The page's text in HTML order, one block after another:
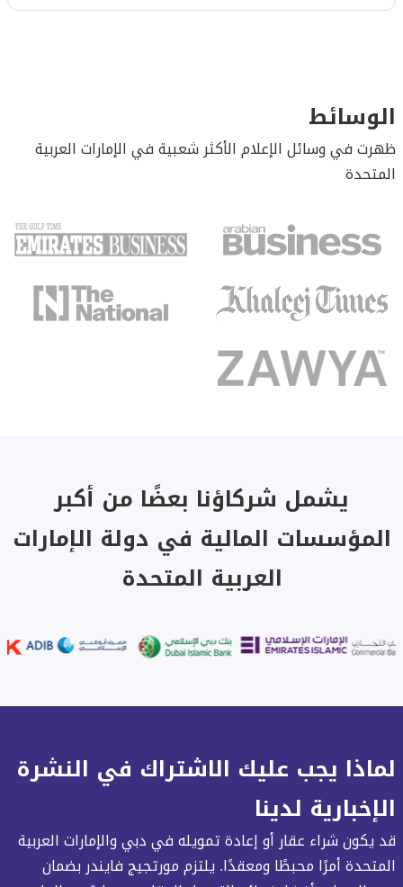
الوسائط
ظهرت في وسائل الإعلام الأكثر شعبية في الإمارات العربية
المتحدة
يشمل شركاؤنا بعضًا من أكبر
المؤسسات المالية في دولة الإمارات
العربية المتحدة
لماذا يجب عليك الاشتراك في النشرة
الإخبارية لدينا
قد يكون شراء عقار أو إعادة تمويله في دبي والإمارات العربية
المتحدة أمرًا محبطًا ومعقدًا. يلتزم مورتجيج فايندر بضمان